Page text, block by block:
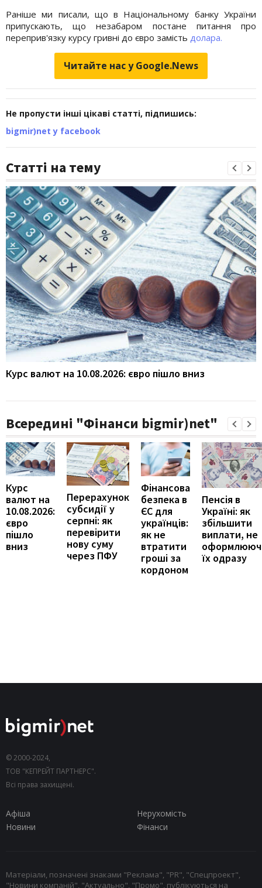
Раніше ми писали, що в Національному банку України
припускають, що незабаром постане питання про
переприв'язку курсу гривні до євро замість долара.
Читайте нас у Google.News
Не пропусти інші цікаві статті, підпишись:
bigmir)net у facebook
Статті на тему
Курс валют на 10.08.2026: євро пішло вниз
Всередині "Фінанси bigmir)net"
Курс
валют на
10.08.2026:
євро
пішло
вниз
Перерахунок
субсидії у
серпні: як
перевірити
нову суму
через ПФУ
Фінансова
безпека в
ЄС для
українців:
як не
втратити
гроші за
кордоном
Пенсія в
Україні: як
збільшити
виплати, не
їх одразу
© 2000-2024,
ТОВ "КЕПРЕЙТ ПАРТНЕРС".
Всі права захищені.
Афіша
Нерухомість
Новини
Фінанси
Матеріали, позначені знаками "Реклама", "PR", "Спецпроект",
"Новини компаній", "Актуально", "Промо", публікуються на